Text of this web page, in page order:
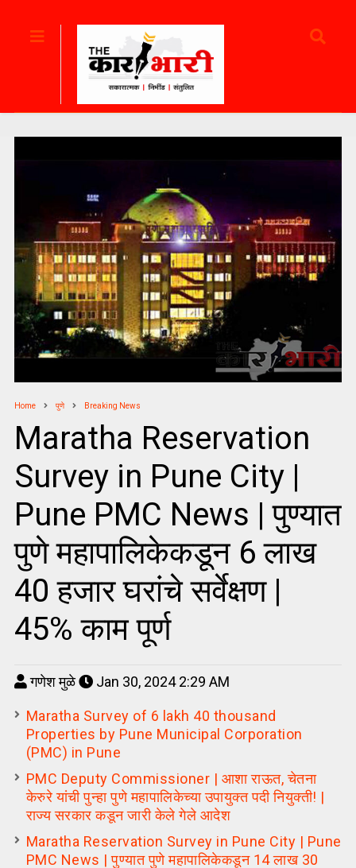
Home पुणे Breaking News
Maratha Reservation
Survey in Pune City |
Pune PMC News | पुण्यात
पुणे महापालिकेकडून 6 लाख
40 हजार घरांचे सर्वेक्षण |
45% काम पूर्ण
गणेश मुळे Jan 30, 2024 2:29 AM
Maratha Survey of 6 lakh 40 thousand
Properties by Pune Municipal Corporation
(PMC) in Pune
PMC Deputy Commissioner | आशा राऊत, चेतना
केरुरे यांची पुन्हा पुणे महापालिकेच्या उपायुक्त पदी नियुक्ती! |
राज्य सरकार कडून जारी केले गेले आदेश
Maratha Reservation Survey in Pune City | Pune
PMC News | पुण्यात पुणे महापालिकेकडून 14 लाख 30